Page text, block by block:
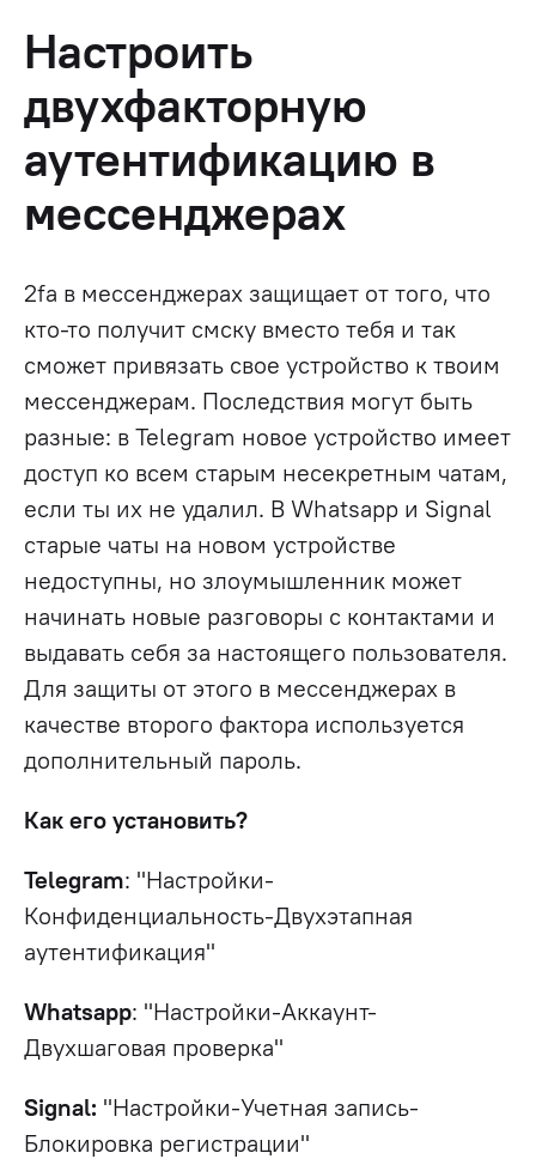
Настроить
двухфакторную
аутентификацию в
мессенджерах
2fa в мессенджерах защищает от того, что
кто-то получит смску вместо тебя и так
сможет привязать свое устройство к твоим
мессенджерам. Последствия могут быть
разные: в Telegram новое устройство имеет
доступ ко всем старым несекретным чатам,
если ты их не удалил. В Whatsapp и Signal
старые чаты на новом устройстве
недоступны, но злоумышленник может
начинать новые разговоры с контактами и
выдавать себя за настоящего пользователя.
Для защиты от этого в мессенджерах в
качестве второго фактора используется
дополнительный пароль.
Как его установить?
Telegram: "Настройки-
Конфиденциальность-Двухэтапная
аутентификация"
Whatsapp: "Настройки-Аккаунт-
Двухшаговая проверка"
Signal: "Настройки-Учетная запись-
Блокировка регистрации"